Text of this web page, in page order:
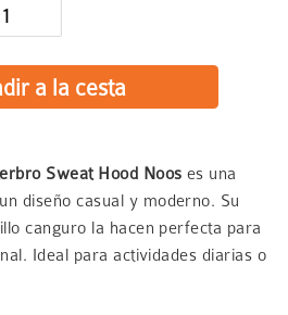
Sweat Hood Noos es una
diseño casual y moderno. Su
canguro la hacen perfecta para
Ideal para actividades diarias o